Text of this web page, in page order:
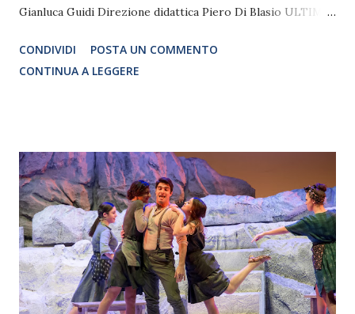
Gianluca Guidi Direzione didattica Piero Di Blasio ULTIME
terzo ed ultimo appuntamento per partecipare alle
audizioni ed accedere alla Brancaccio Musical Academy
formare i migliori giovani selezionati che, durante gli studi,
saranno valorizzati mediante Stage Formativi, grazie alla
collaborazione con il polo di produzione Musical che ha
sede nel Teatro Brancaccio e nello Spazio Diamante. Al
termine degli studi gli allievi più meritevoli potranno
essere inseriti nelle produzioni del Brancaccio. L’Accademia
è un fiore all’occhiello di Alessandro Longobardi che, dopo
CONDIVIDI
POSTA UN COMMENTO
CONTINUA A LEGGERE